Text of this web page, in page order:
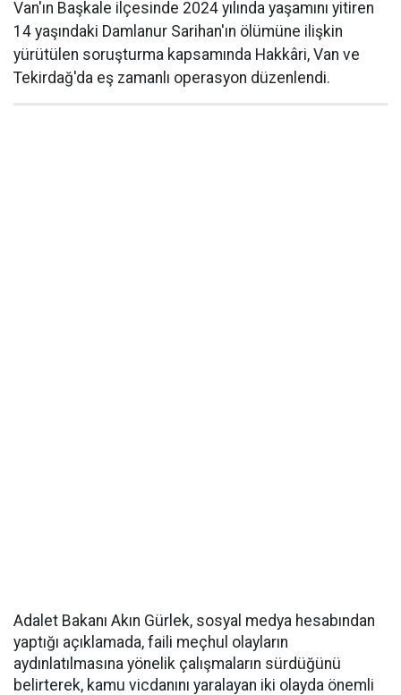
Van'ın Başkale ilçesinde 2024 yılında yaşamını yitiren
14 yaşındaki Damlanur Sarihan'ın ölümüne ilişkin
yürütülen soruşturma kapsamında Hakkâri, Van ve
Tekirdağ'da eş zamanlı operasyon düzenlendi.
Adalet Bakanı Akın Gürlek, sosyal medya hesabından
yaptığı açıklamada, faili meçhul olayların
aydınlatılmasına yönelik çalışmaların sürdüğünü
belirterek, kamu vicdanını yaralayan iki olayda önemli